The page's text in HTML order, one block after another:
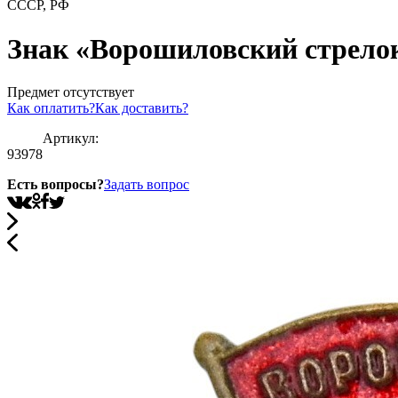
СССР, РФ
Знак «Ворошиловский
Предмет отсутствует
Как оплатить?Как доставить?
Артикул:
93978
Есть вопросы?Задать вопрос